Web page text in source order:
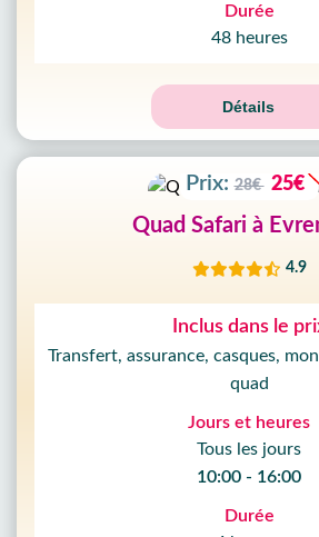
Durée
48 heures
Détails
59
Prix: 28€ 25€
Quad Safari à
4.9
Inclus dans le
Transfert, assurance, casques,
quad
Jours et heures
Tous les jours
10:00 - 16:00
Durée